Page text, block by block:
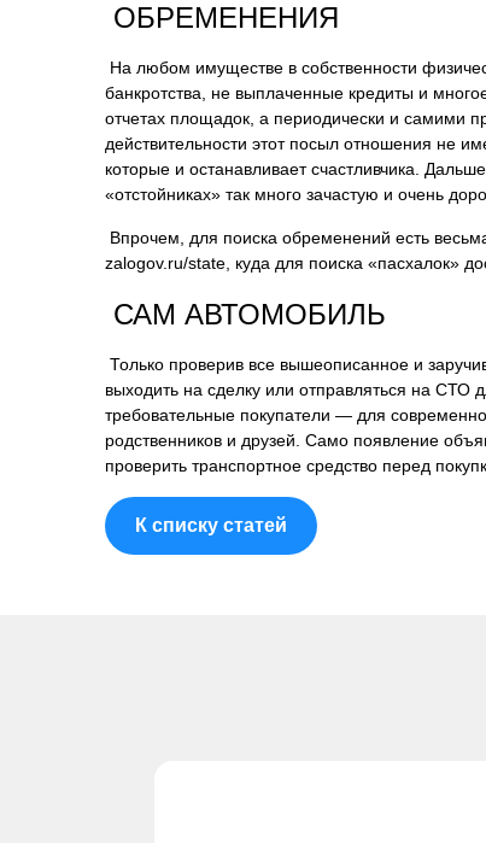
ОБРЕМЕНЕНИЯ
На любом имуществе в собственности
банкротства, не выплаченные кредиты и
отчетах площадок, а периодически и самими
действительности этот посыл отношения не
которые и останавливает счастливчика.
«отстойниках» так много зачастую и очень
Впрочем, для поиска обременений есть
zalogov.ru/state, куда для поиска «пасхалок»
САМ АВТОМОБИЛЬ
Только проверив все вышеописанное и
выходить на сделку или отправляться на СТО
требовательные покупатели — для
родственников и друзей. Само появление
проверить транспортное средство перед
К списку статей